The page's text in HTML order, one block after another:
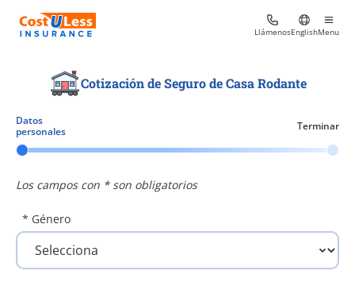
LlámenosEnglishMenu
Cotización de Seguro de Casa Rodante
Datos
personales
Terminar
Los campos con * son obligatorios
* Género